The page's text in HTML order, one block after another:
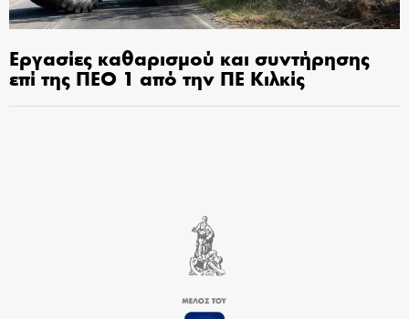
Εργασίες καθαρισμού και συντήρησης
επί της ΠΕΟ 1 από την ΠΕ Κιλκίς